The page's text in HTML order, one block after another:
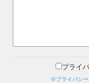
プライ
※プライバシー